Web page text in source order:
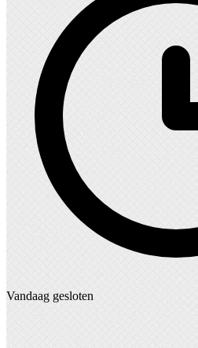
Vandaag gesloten